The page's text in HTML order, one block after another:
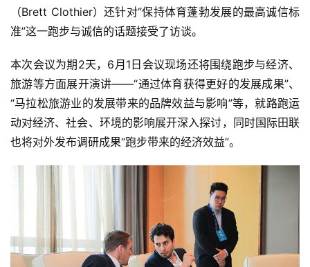
（Brett Clothier）还针对“保持体育蓬勃发展的最高诚信标
准”这一跑步与诚信的话题接受了访谈。
本次会议为期2天，6月1日会议现场还将围绕跑步与经济、
旅游等方面展开演讲——“通过体育获得更好的发展成果”、
“马拉松旅游业的发展带来的品牌效益与影响”等，就路跑运
动对经济、社会、环境的影响展开深入探讨，同时国际田联
也将对外发布调研成果“跑步带来的经济效益”。